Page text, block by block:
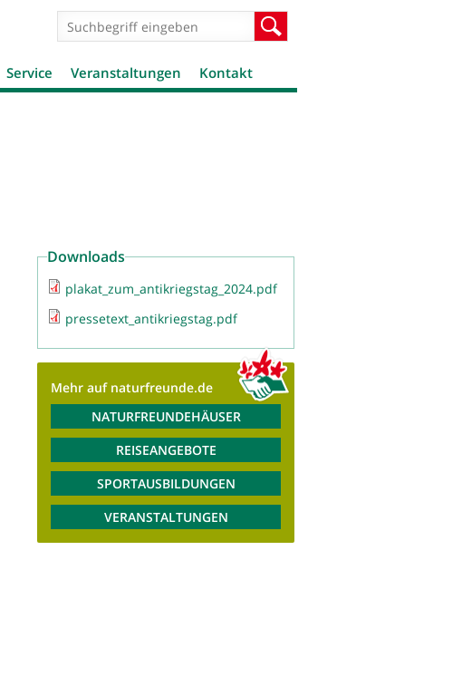
Suchformular
Service Veranstaltungen Kontakt
Downloads
plakat_zum_antikriegstag_2024.pdf
pressetext_antikriegstag.pdf
Mehr auf naturfreunde.de
NATURFREUNDEHÄUSER
REISEANGEBOTE
SPORTAUSBILDUNGEN
VERANSTALTUNGEN